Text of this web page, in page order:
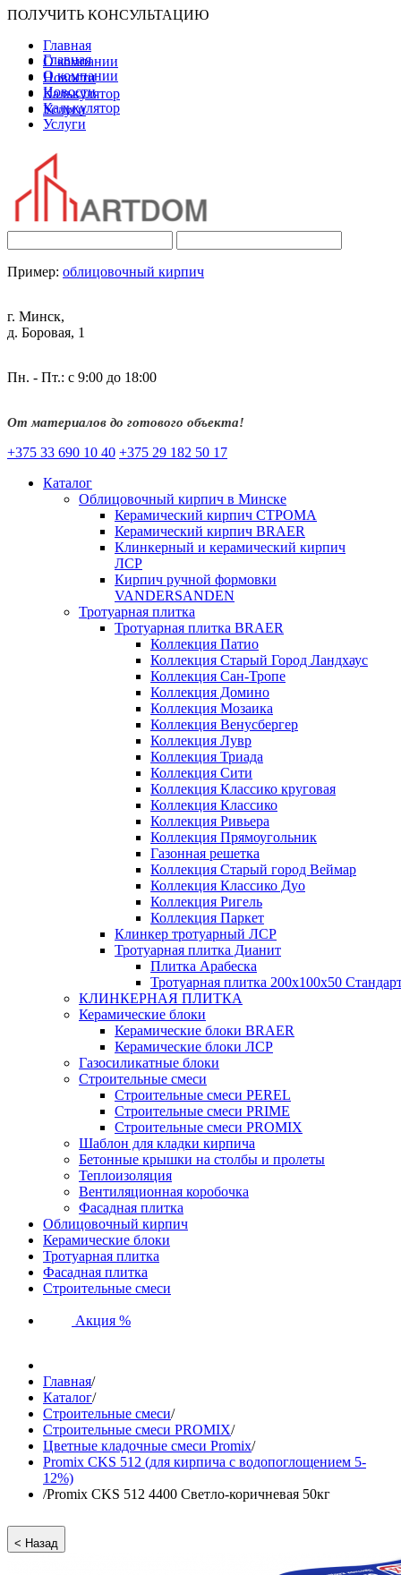
ПОЛУЧИТЬ КОНСУЛЬТАЦИЮ
Главная
О компании
Новости
Калькулятор
Услуги
Главная
О компании
Новости
Калькулятор
Услуги
Пример: облицовочный кирпич
г. Минск,
д. Боровая, 1
Пн. - Пт.: с 9:00 до 18:00
От материалов до готового объекта!
+375 33 690 10 40 +375 29 182 50 17
Каталог
Облицовочный кирпич в Минске
Керамический кирпич СТРОМА
Керамический кирпич BRAER
Клинкерный и керамический кирпич
ЛСР
Кирпич ручной формовки
VANDERSANDEN
Тротуарная плитка
Тротуарная плитка BRAER
Коллекция Патио
Коллекция Старый Город Ландхаус
Коллекция Сан-Тропе
Коллекция Домино
Коллекция Мозаика
Коллекция Венусбергер
Коллекция Лувр
Коллекция Триада
Коллекция Сити
Коллекция Классико круговая
Коллекция Классико
Коллекция Ривьера
Коллекция Прямоугольник
Газонная решетка
Коллекция Старый город Веймар
Коллекция Классико Дуо
Коллекция Ригель
Коллекция Паркет
Клинкер тротуарный ЛСР
Тротуарная плитка Дианит
Плитка Арабеска
Тротуарная плитка 200х100х50
КЛИНКЕРНАЯ ПЛИТКА
Керамические блоки
Керамические блоки BRAER
Керамические блоки ЛСР
Газосиликатные блоки
Строительные смеси
Строительные смеси PEREL
Строительные смеси PRIME
Строительные смеси PROMIX
Шаблон для кладки кирпича
Бетонные крышки на столбы и пролеты
Теплоизоляция
Вентиляционная коробочка
Фасадная плитка
Облицовочный кирпич
Керамические блоки
Тротуарная плитка
Фасадная плитка
Строительные смеси
Акция %
Главная/
Каталог/
Строительные смеси/
Строительные смеси PROMIX/
Цветные кладочные смеси Promix/
Promix CKS 512 (для кирпича с водопоглощением 5-
12%)
/Promix CKS 512 4400 Светло-коричневая 50кг